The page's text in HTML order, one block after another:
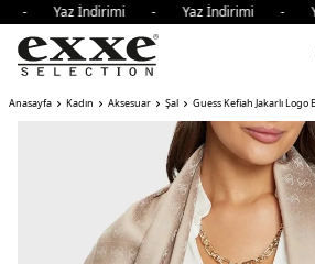
- Yaz İndirimi - Yaz İndirimi
Anasayfa Kadın Aksesuar Şal